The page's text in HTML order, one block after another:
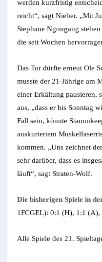
werden kurzfristig
reicht“, sagt Nieber. „Mit
Stephane Ngongang
die seit Wochen
Das Tor dürfte erneut Ole
musste der 21-Jährige am
einer Erkältung pausieren,
aus, „dass er bis Sonntag
Fall sein, könnte
auskuriertem
kommen. „Uns zeichnet
sehr darüber, dass es
läuft“, sagt Straten-Wolf.
Die bisherigen Spiele in
1FCGEL): 0:1 (H), 1:1
Alle Spiele des 21.